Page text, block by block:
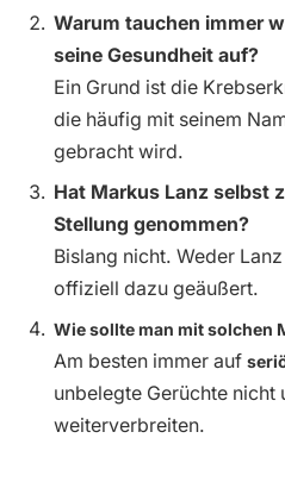
Warum tauchen immer
seine Gesundheit auf?
Ein Grund ist die
die häufig mit seinem
gebracht wird.
Hat Markus Lanz selbst
Stellung genommen?
Bislang nicht. Weder
offiziell dazu geäußert.
Wie sollte man mit solchen
Am besten immer auf
unbelegte Gerüchte nicht
weiterverbreiten.